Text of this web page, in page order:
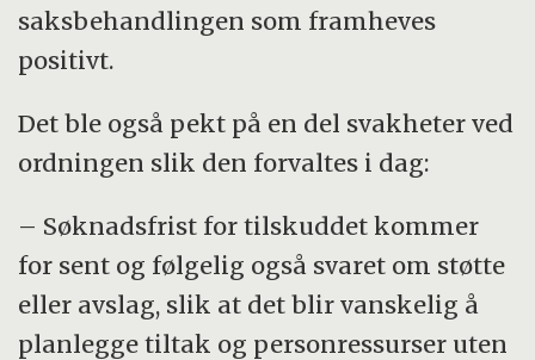
saksbehandlingen som framheves
positivt.
Det ble også pekt på en del svakheter ved
ordningen slik den forvaltes i dag:
– Søknadsfrist for tilskuddet kommer
for sent og følgelig også svaret om støtte
eller avslag, slik at det blir vanskelig å
planlegge tiltak og personressurser uten